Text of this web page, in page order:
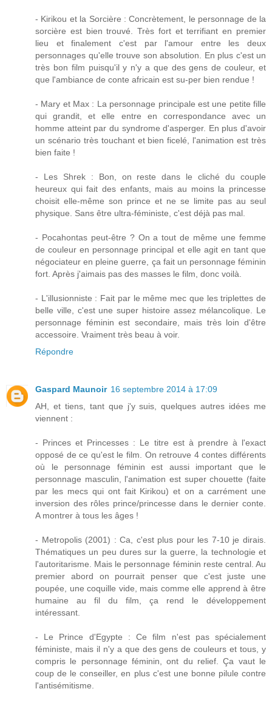
- Kirikou et la Sorcière : Concrètement, le personnage de la
sorcière est bien trouvé. Très fort et terrifiant en premier
lieu et finalement c'est par l'amour entre les deux
personnages qu'elle trouve son absolution. En plus c'est un
très bon film puisqu'il y n'y a que des gens de couleur, et
que l'ambiance de conte africain est su-per bien rendue !
- Mary et Max : La personnage principale est une petite fille
qui grandit, et elle entre en correspondance avec un
homme atteint par du syndrome d'asperger. En plus d'avoir
un scénario très touchant et bien ficelé, l'animation est très
bien faite !
- Les Shrek : Bon, on reste dans le cliché du couple
heureux qui fait des enfants, mais au moins la princesse
choisit elle-même son prince et ne se limite pas au seul
physique. Sans être ultra-féministe, c'est déjà pas mal.
- Pocahontas peut-être ? On a tout de même une femme
de couleur en personnage principal et elle agit en tant que
négociateur en pleine guerre, ça fait un personnage féminin
fort. Après j'aimais pas des masses le film, donc voilà.
- L'illusionniste : Fait par le même mec que les triplettes de
belle ville, c'est une super histoire assez mélancolique. Le
personnage féminin est secondaire, mais très loin d'être
accessoire. Vraiment très beau à voir.
Répondre
Gaspard Maunoir 16 septembre 2014 à 17:09
AH, et tiens, tant que j'y suis, quelques autres idées me
viennent :
- Princes et Princesses : Le titre est à prendre à l'exact
opposé de ce qu'est le film. On retrouve 4 contes différents
où le personnage féminin est aussi important que le
personnage masculin, l'animation est super chouette (faite
par les mecs qui ont fait Kirikou) et on a carrément une
inversion des rôles prince/princesse dans le dernier conte.
A montrer à tous les âges !
- Metropolis (2001) : Ca, c'est plus pour les 7-10 je dirais.
Thématiques un peu dures sur la guerre, la technologie et
l'autoritarisme. Mais le personnage féminin reste central. Au
premier abord on pourrait penser que c'est juste une
poupée, une coquille vide, mais comme elle apprend à être
humaine au fil du film, ça rend le développement
intéressant.
- Le Prince d'Egypte : Ce film n'est pas spécialement
féministe, mais il n'y a que des gens de couleurs et tous, y
compris le personnage féminin, ont du relief. Ça vaut le
coup de le conseiller, en plus c'est une bonne pilule contre
l'antisémitisme.